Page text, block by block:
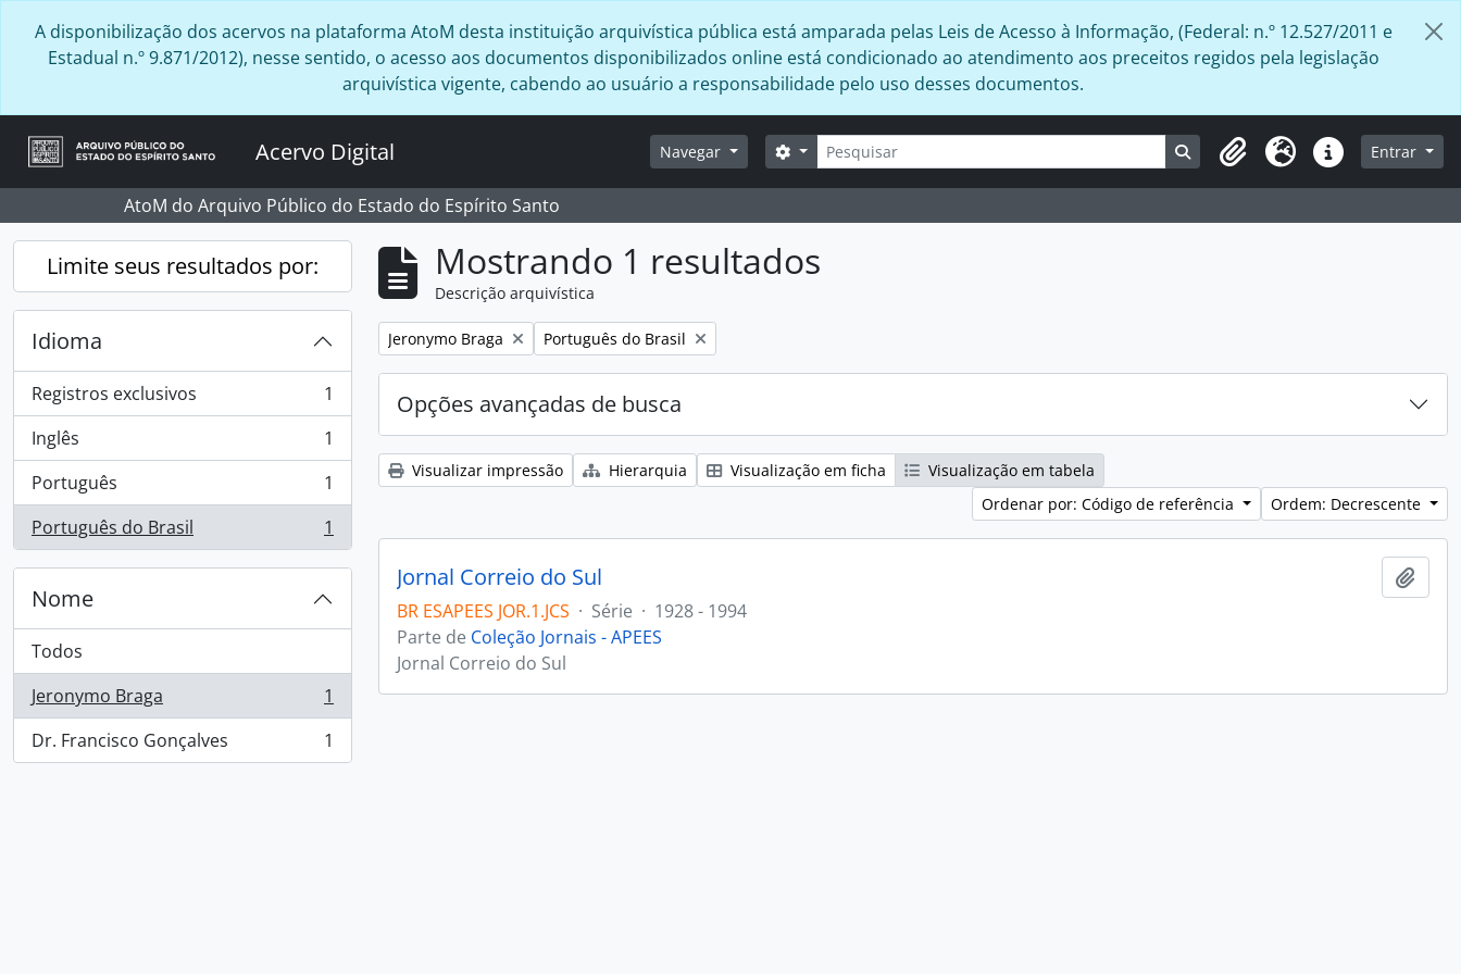
A disponibilização dos acervos na plataforma AtoM desta instituição arquivística pública está amparada pelas Leis de Acesso à Informação, (Federal: n.º 12.527/2011 e
Estadual n.º 9.871/2012), nesse sentido, o acesso aos documentos disponibilizados online está condicionado ao atendimento aos preceitos regidos pela legislação
arquivística vigente, cabendo ao usuário a responsabilidade pelo uso desses documentos.
Acervo Digital Navegar Buscar
Opções de busca Busque na página de navegação
Área de Transferência
Idioma Atalhos Entrar
AtoM do Arquivo Público do Estado do Espírito Santo
Limite seus resultados por:
Idioma
Registros exclusivos
, 1 resultados
1
Inglês
, 1 resultados
1
Português
, 1 resultados
1
Português do Brasil
, 1 resultados 1
Nome
Todos
Jeronymo Braga
, 1 resultados
1
Dr. Francisco Gonçalves
, 1 resultados 1
Mostrando 1 resultados
Descrição arquivística
Remover filtro:
Jeronymo Braga Remover filtro:
Português do Brasil
Opções avançadas de busca
Visualizar impressão Hierarquia Visualização em ficha
Visualização em tabela
Ordenar por: Código de referência
Ordem: Decrescente
Jornal Correio do Sul
BR ESAPEES JOR.1.JCS · Série · 1928 - 1994
Parte de Coleção Jornais - APEES
Jornal Correio do Sul